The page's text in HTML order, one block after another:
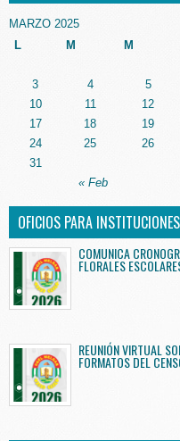
MARZO 2025
L
M M
« Feb
3
4 5
10
11 12
17
18 19
24
25 26
31
OFICIOS PARA
COMUNICA
FLORALES
REUNIÓN VIRTUAL
FORMATOS DEL